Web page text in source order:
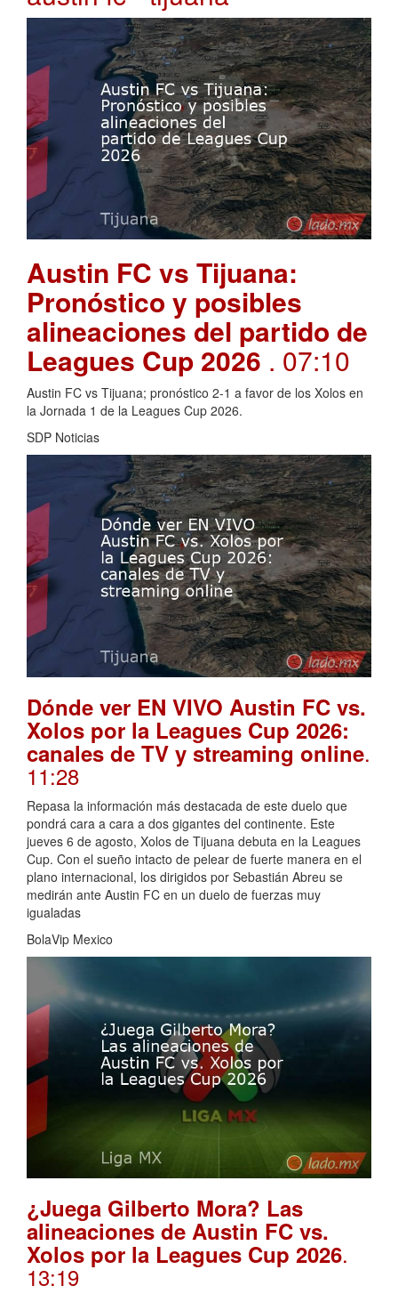
Austin FC vs Tijuana:
Pronóstico y posibles
alineaciones del partido de
Leagues Cup 2026 . 07:10
Austin FC vs Tijuana; pronóstico 2-1 a favor de los Xolos en
la Jornada 1 de la Leagues Cup 2026.
SDP Noticias
Dónde ver EN VIVO Austin FC vs.
Xolos por la Leagues Cup 2026:
canales de TV y streaming online.
11:28
Repasa la información más destacada de este duelo que
pondrá cara a cara a dos gigantes del continente. Este
jueves 6 de agosto, Xolos de Tijuana debuta en la Leagues
Cup. Con el sueño intacto de pelear de fuerte manera en el
plano internacional, los dirigidos por Sebastián Abreu se
medirán ante Austin FC en un duelo de fuerzas muy
igualadas
BolaVip Mexico
¿Juega Gilberto Mora? Las
alineaciones de Austin FC vs.
Xolos por la Leagues Cup 2026.
13:19